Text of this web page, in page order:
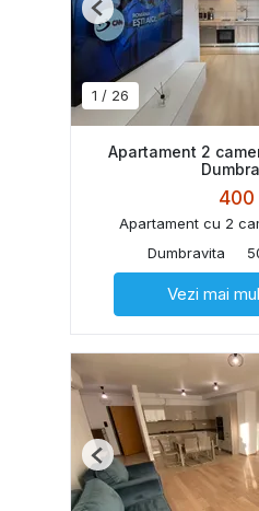
1 / 26
Previous
Apartament 2
400
Apartament cu 2
Dumbravita
Vezi mai
Previous